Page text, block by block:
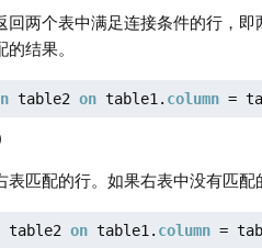
两个表中满足连接条件的行，即
结果。
table2 on table1. column =
匹配的行。如果右表中没有匹配
table2 on table1. column =